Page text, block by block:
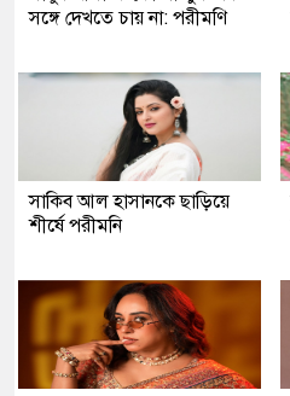
সঙ্গে দেখতে চায় না: পরীমণি
সাকিব আল হাসানকে ছাড়িয়ে
শীর্ষে পরীমনি